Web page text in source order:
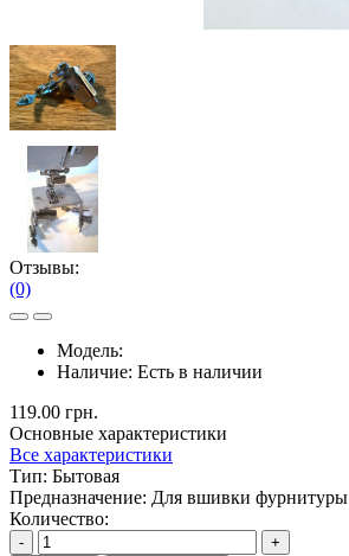
Отзывы:
(0)
Модель:
Наличие: Есть в наличии
119.00 грн.
Основные характеристики
Все характеристики
Тип: Бытовая
Предназначение: Для вшивки фурнитуры
Количество:
-
+